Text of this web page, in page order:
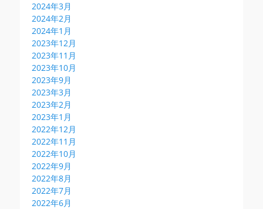
2024年3月
2024年2月
2024年1月
2023年12月
2023年11月
2023年10月
2023年9月
2023年3月
2023年2月
2023年1月
2022年12月
2022年11月
2022年10月
2022年9月
2022年8月
2022年7月
2022年6月